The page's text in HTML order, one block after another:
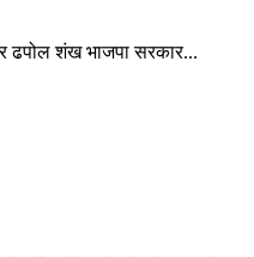
ढपोल शंख भाजपा सरकार...